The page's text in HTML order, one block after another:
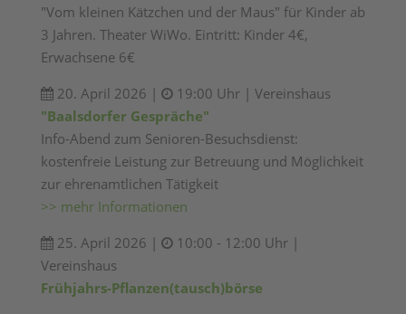
"Vom kleinen Kätzchen und der Maus" für Kinder ab
3 Jahren. Theater WiWo. Eintritt: Kinder 4€,
Erwachsene 6€
20. April 2026 |
19:00 Uhr | Vereinshaus
"Baalsdorfer Gespräche"
Info-Abend zum Senioren-Besuchsdienst:
kostenfreie Leistung zur Betreuung und Möglichkeit
zur ehrenamtlichen Tätigkeit
>> mehr Informationen
25. April 2026 |
10:00 - 12:00 Uhr |
Vereinshaus
Frühjahrs-Pflanzen(tausch)börse